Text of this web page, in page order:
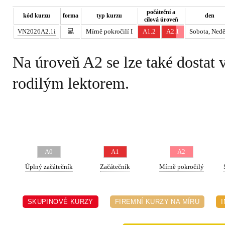
kód kurzu forma typ kurzu
počáteční a
cílová úroveň
den
VN2026A2.1i 💻 Mírně pokročilí I A1.2 A2.1 Sobota,
Na úroveň A2 se lze také dostat
rodilým lektorem.
A0
Úplný začátečník
A1
Začátečník
A2
Mírně pokročilý
SKUPINOVÉ KURZY FIREMNÍ KURZY NA MÍRU